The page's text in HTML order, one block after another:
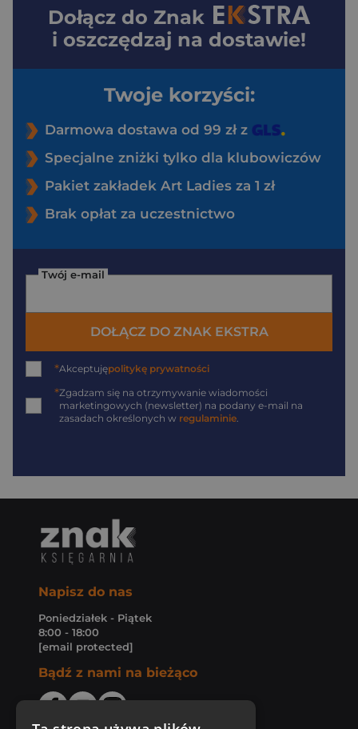
Dołącz do Znak
i oszczędzaj na dostawie!
Twoje korzyści:
Darmowa dostawa od 99 zł z
Specjalne zniżki tylko dla klubowiczów
Pakiet zakładek Art Ladies za 1 zł
Brak opłat za uczestnictwo
Twój e-mail
DOŁĄCZ DO ZNAK EKSTRA
*Akceptujępolitykę prywatności
*Zgadzam się na otrzymywanie wiadomości
marketingowych (newsletter) na podany e-mail na
zasadach określonych w regulaminie.
Napisz do nas
Poniedziałek - Piątek
8:00 - 18:00
[email protected]
Bądź z nami na bieżąco